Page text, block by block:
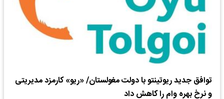
توافق جدید ریوتینتو با دولت مغولستان/ «ریو» کارمزد مدیریتی
و نرخ بهره وام را کاهش داد